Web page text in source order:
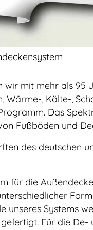
mit mehr als 95
Wärme-, Kälte-,
Das
Fußböden und
des deutschen
für die
unseres Systems
Für die